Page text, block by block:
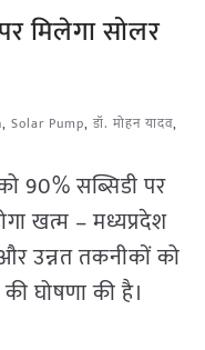
मिलेगा सोलर
, Solar Pump, डॉ. मोहन यादव,
90% सब्सिडी पर
खत्म – मध्यप्रदेश
उन्नत तकनीकों को
घोषणा की है।